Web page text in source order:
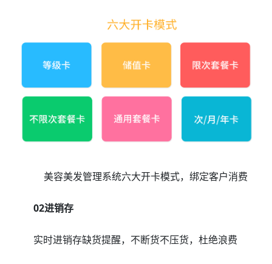
美容美发管理系统六大开卡模式，绑定客户消费
02进销存
实时进销存缺货提醒，不断货不压货，杜绝浪费